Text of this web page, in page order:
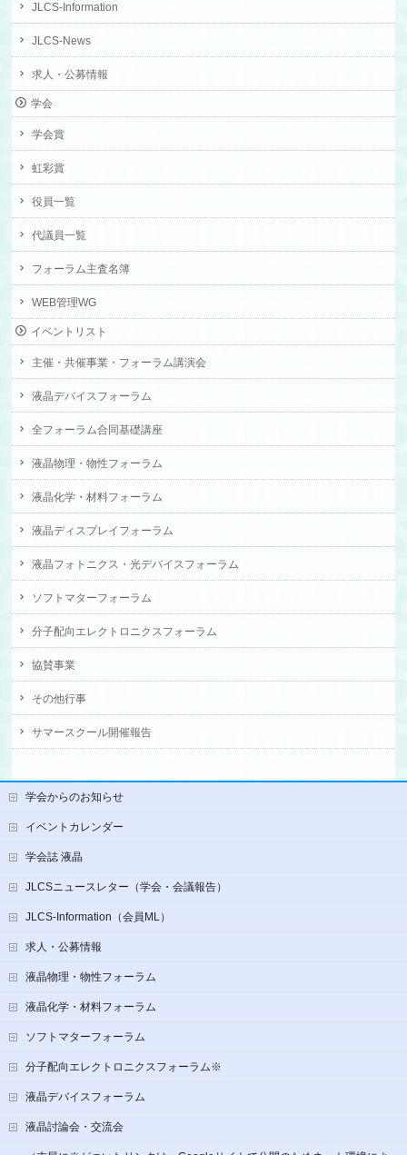
JLCS-Information
JLCS-News
求人・公募情報
学会
学会賞
虹彩賞
役員一覧
代議員一覧
フォーラム主査名簿
WEB管理WG
イベントリスト
主催・共催事業・フォーラム講演会
液晶デバイスフォーラム
全フォーラム合同基礎講座
液晶物理・物性フォーラム
液晶化学・材料フォーラム
液晶ディスプレイフォーラム
液晶フォトニクス・光デバイスフォーラム
ソフトマターフォーラム
分子配向エレクトロニクスフォーラム
協賛事業
その他行事
サマースクール開催報告
学会からのお知らせ
イベントカレンダー
学会誌 液晶
JLCSニュースレター（学会・会議報告）
JLCS-Information（会員ML）
求人・公募情報
液晶物理・物性フォーラム
液晶化学・材料フォーラム
ソフトマターフォーラム
分子配向エレクトロニクスフォーラム※
液晶デバイスフォーラム
液晶討論会・交流会